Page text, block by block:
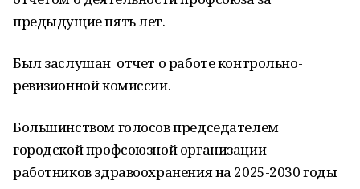
предыдущие пять лет.
Был заслушан отчет о работе контрольно-
ревизионной комиссии.
Большинством голосов председателем
городской профсоюзной организации
работников здравоохранения на 2025-2030 годы